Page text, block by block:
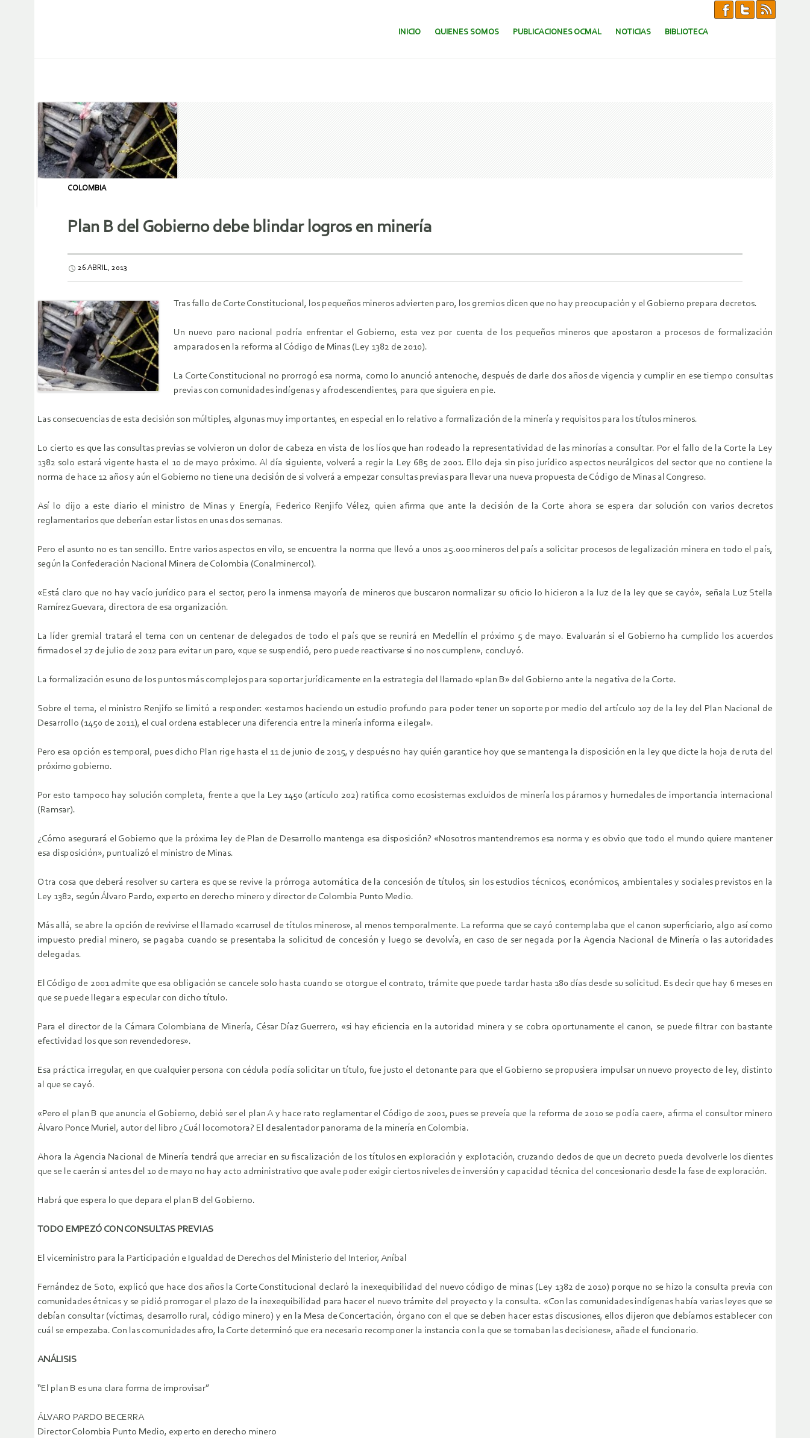
SALTAR AL CONTENIDO.
INICIO QUIENES SOMOS PUBLICACIONES OCMAL NOTICIAS BIBLIOTECA
COLOMBIA
Plan B del Gobierno debe blindar logros en minería
26 ABRIL, 2013
Tras fallo de Corte Constitucional, los pequeños mineros advierten paro, los gremios dicen que no hay preocupación y el Gobierno prepara decretos.
Un nuevo paro nacional podría enfrentar el Gobierno, esta vez por cuenta de los pequeños mineros que apostaron a procesos de formalización
amparados en la reforma al Código de Minas (Ley 1382 de 2010).
La Corte Constitucional no prorrogó esa norma, como lo anunció antenoche, después de darle dos años de vigencia y cumplir en ese tiempo consultas
previas con comunidades indígenas y afrodescendientes, para que siguiera en pie.
Las consecuencias de esta decisión son múltiples, algunas muy importantes, en especial en lo relativo a formalización de la minería y requisitos para los títulos mineros.
Lo cierto es que las consultas previas se volvieron un dolor de cabeza en vista de los líos que han rodeado la representatividad de las minorías a consultar. Por el fallo de la Corte la Ley
1382 solo estará vigente hasta el 10 de mayo próximo. Al día siguiente, volverá a regir la Ley 685 de 2001. Ello deja sin piso jurídico aspectos neurálgicos del sector que no contiene la
norma de hace 12 años y aún el Gobierno no tiene una decisión de si volverá a empezar consultas previas para llevar una nueva propuesta de Código de Minas al Congreso.
Así lo dijo a este diario el ministro de Minas y Energía, Federico Renjifo Vélez, quien afirma que ante la decisión de la Corte ahora se espera dar solución con varios decretos
reglamentarios que deberían estar listos en unas dos semanas.
Pero el asunto no es tan sencillo. Entre varios aspectos en vilo, se encuentra la norma que llevó a unos 25.000 mineros del país a solicitar procesos de legalización minera en todo el país,
según la Confederación Nacional Minera de Colombia (Conalminercol).
«Está claro que no hay vacío jurídico para el sector, pero la inmensa mayoría de mineros que buscaron normalizar su oficio lo hicieron a la luz de la ley que se cayó», señala Luz Stella
Ramírez Guevara, directora de esa organización.
La líder gremial tratará el tema con un centenar de delegados de todo el país que se reunirá en Medellín el próximo 5 de mayo. Evaluarán si el Gobierno ha cumplido los acuerdos
firmados el 27 de julio de 2012 para evitar un paro, «que se suspendió, pero puede reactivarse si no nos cumplen», concluyó.
La formalización es uno de los puntos más complejos para soportar jurídicamente en la estrategia del llamado «plan B» del Gobierno ante la negativa de la Corte.
Sobre el tema, el ministro Renjifo se limitó a responder: «estamos haciendo un estudio profundo para poder tener un soporte por medio del artículo 107 de la ley del Plan Nacional de
Desarrollo (1450 de 2011), el cual ordena establecer una diferencia entre la minería informa e ilegal».
Pero esa opción es temporal, pues dicho Plan rige hasta el 11 de junio de 2015, y después no hay quién garantice hoy que se mantenga la disposición en la ley que dicte la hoja de ruta del
próximo gobierno.
Por esto tampoco hay solución completa, frente a que la Ley 1450 (artículo 202) ratifica como ecosistemas excluidos de minería los páramos y humedales de importancia internacional
(Ramsar).
¿Cómo asegurará el Gobierno que la próxima ley de Plan de Desarrollo mantenga esa disposición? «Nosotros mantendremos esa norma y es obvio que todo el mundo quiere mantener
esa disposición», puntualizó el ministro de Minas.
Otra cosa que deberá resolver su cartera es que se revive la prórroga automática de la concesión de títulos, sin los estudios técnicos, económicos, ambientales y sociales previstos en la
Ley 1382, según Álvaro Pardo, experto en derecho minero y director de Colombia Punto Medio.
Más allá, se abre la opción de revivirse el llamado «carrusel de títulos mineros», al menos temporalmente. La reforma que se cayó contemplaba que el canon superficiario, algo así como
impuesto predial minero, se pagaba cuando se presentaba la solicitud de concesión y luego se devolvía, en caso de ser negada por la Agencia Nacional de Minería o las autoridades
delegadas.
El Código de 2001 admite que esa obligación se cancele solo hasta cuando se otorgue el contrato, trámite que puede tardar hasta 180 días desde su solicitud. Es decir que hay 6 meses en
que se puede llegar a especular con dicho título.
Para el director de la Cámara Colombiana de Minería, César Díaz Guerrero, «si hay eficiencia en la autoridad minera y se cobra oportunamente el canon, se puede filtrar con bastante
efectividad los que son revendedores».
Esa práctica irregular, en que cualquier persona con cédula podía solicitar un título, fue justo el detonante para que el Gobierno se propusiera impulsar un nuevo proyecto de ley, distinto
al que se cayó.
«Pero el plan B que anuncia el Gobierno, debió ser el plan A y hace rato reglamentar el Código de 2001, pues se preveía que la reforma de 2010 se podía caer», afirma el consultor minero
Álvaro Ponce Muriel, autor del libro ¿Cuál locomotora? El desalentador panorama de la minería en Colombia.
Ahora la Agencia Nacional de Minería tendrá que arreciar en su fiscalización de los títulos en exploración y explotación, cruzando dedos de que un decreto pueda devolverle los dientes
que se le caerán si antes del 10 de mayo no hay acto administrativo que avale poder exigir ciertos niveles de inversión y capacidad técnica del concesionario desde la fase de exploración.
Habrá que espera lo que depara el plan B del Gobierno.
TODO EMPEZÓ CON CONSULTAS PREVIAS
El viceministro para la Participación e Igualdad de Derechos del Ministerio del Interior, Aníbal
Fernández de Soto, explicó que hace dos años la Corte Constitucional declaró la inexequibilidad del nuevo código de minas (Ley 1382 de 2010) porque no se hizo la consulta previa con
comunidades étnicas y se pidió prorrogar el plazo de la inexequibilidad para hacer el nuevo trámite del proyecto y la consulta. «Con las comunidades indígenas había varias leyes que se
debían consultar (víctimas, desarrollo rural, código minero) y en la Mesa de Concertación, órgano con el que se deben hacer estas discusiones, ellos dijeron que debíamos establecer con
cuál se empezaba. Con las comunidades afro, la Corte determinó que era necesario recomponer la instancia con la que se tomaban las decisiones», añade el funcionario.
ANÁLISIS
“El plan B es una clara forma de improvisar”
ÁLVARO PARDO BECERRA
Director Colombia Punto Medio, experto en derecho minero